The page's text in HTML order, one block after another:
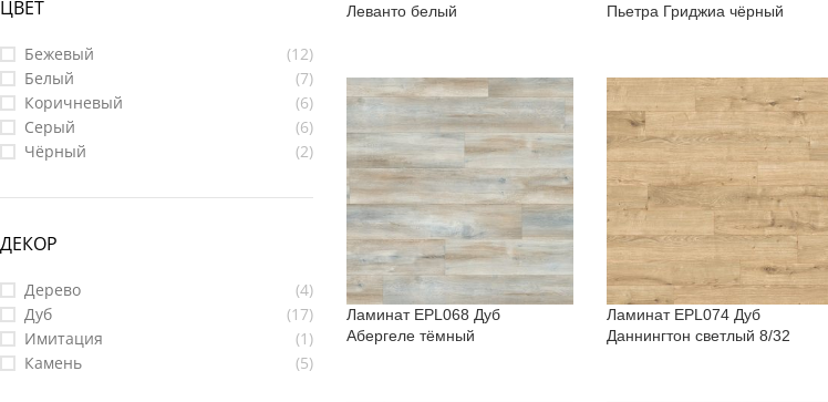
ЦВЕТ
Бежевый
(12)
Белый
(7)
Коричневый
(6)
Серый
(6)
Чёрный
(2)
ДЕКОР
Дерево
(4)
Дуб
(17)
Имитация
(1)
Камень
(5)
Леванто белый
Пьетра Гриджиа чёрный
Ламинат EPL068 Дуб
Абергеле тёмный
Ламинат EPL074 Дуб
Даннингтон светлый 8/32